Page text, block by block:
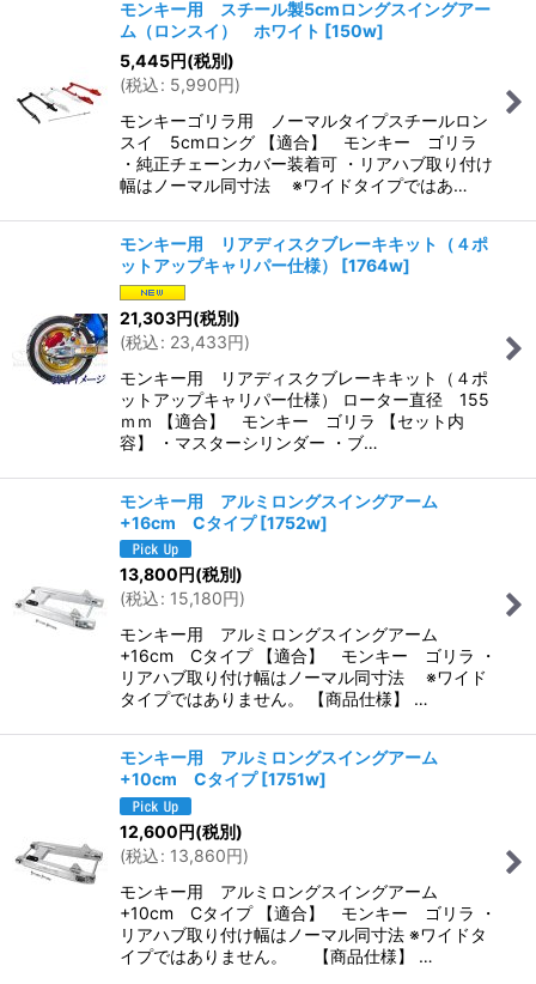
モンキー用 スチール製5cmロングスイングアー
ム（ロンスイ） ホワイト [150w]
5,445円(税別)
(税込: 5,990円)
モンキーゴリラ用 ノーマルタイプスチールロン
スイ 5cmロング 【適合】 モンキー ゴリラ
・純正チェーンカバー装着可 ・リアハブ取り付け
幅はノーマル同寸法 ※ワイドタイプではあ…
モンキー用 リアディスクブレーキキット（４ポ
ットアップキャリパー仕様） [1764w]
21,303円(税別)
(税込: 23,433円)
モンキー用 リアディスクブレーキキット（４ポ
ットアップキャリパー仕様） ローター直径 155
ｍｍ 【適合】 モンキー ゴリラ 【セット内
容】 ・マスターシリンダー ・ブ…
モンキー用 アルミロングスイングアーム
+16cm Cタイプ [1752w]
13,800円(税別)
(税込: 15,180円)
モンキー用 アルミロングスイングアーム
+16cm Cタイプ 【適合】 モンキー ゴリラ ・
リアハブ取り付け幅はノーマル同寸法 ※ワイド
タイプではありません。 【商品仕様】 …
モンキー用 アルミロングスイングアーム
+10cm Cタイプ[1751w]
12,600円(税別)
(税込: 13,860円)
モンキー用 アルミロングスイングアーム
+10cm Cタイプ 【適合】 モンキー ゴリラ ・
リアハブ取り付け幅はノーマル同寸法 ※ワイドタ
イプではありません。 【商品仕様】 …